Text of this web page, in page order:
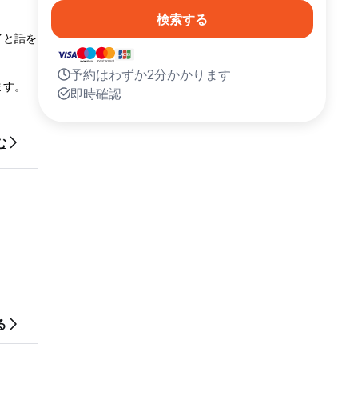
話を
。
検索する
予約はわずか2分かかります
即時確認